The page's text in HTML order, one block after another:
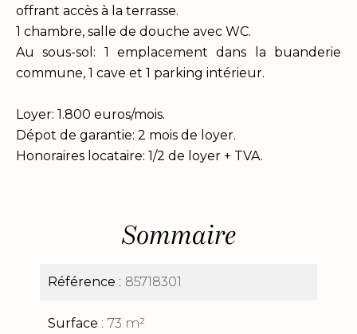
offrant accès à la terrasse.
1 chambre, salle de douche avec WC.
Au sous-sol: 1 emplacement dans la buanderie
commune, 1 cave et 1 parking intérieur.
Loyer: 1.800 euros/mois.
Dépot de garantie: 2 mois de loyer.
Honoraires locataire: 1/2 de loyer + TVA.
Sommaire
Référence 85718301
Surface 73 m²